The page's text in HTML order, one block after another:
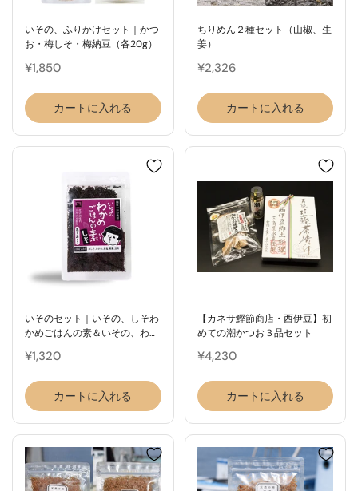
いその、ふりかけセット｜かつ
お・梅しそ・梅納豆（各20g）
¥1,850
カートに入れる
ちりめん２種セット（山椒、生
姜）
¥2,326
カートに入れる
いそのセット｜いその、しそわ
かめごはんの素＆いその、わか
¥1,320
カートに入れる
【カネサ鰹節商店・西伊豆】初
めての潮かつお３品セット
¥4,230
カートに入れる